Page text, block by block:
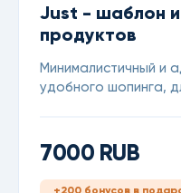
Just - шаблон
продуктов
Минималистичный и
удобного шопинга,
7000 RUB
+200 бонусов в